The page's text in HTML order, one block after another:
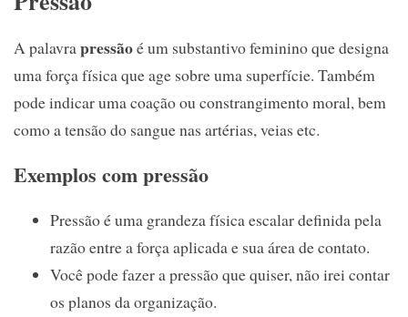
A palavrapressãoé um substantivo feminino que designa
uma força física que age sobre uma superfície. Também
pode indicar uma coação ou constrangimento moral, bem
como a tensão do sangue nas artérias, veias etc.
Exemplos com pressão
Pressão é uma grandeza física escalar definida pela
razão entre a força aplicada e sua área de contato.
Você pode fazer a pressão que quiser, não irei contar
os planos da organização.